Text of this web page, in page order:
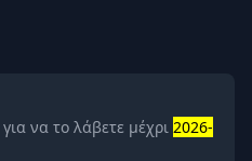
για να το λάβετε μέχρι 2026-